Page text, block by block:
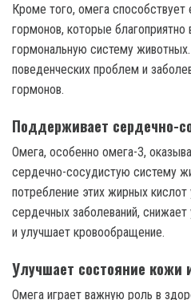
Кроме того, омега способствует
гормонов, которые благоприятно
гормональную систему
поведенческих проблем и
гормонов.
Поддерживает сердечно-
Омега, особенно омега-3,
сердечно-сосудистую систему
потребление этих жирных
сердечных заболеваний, снижает
и улучшает кровообращение.
Улучшает состояние кожи
Омега играет важную роль в